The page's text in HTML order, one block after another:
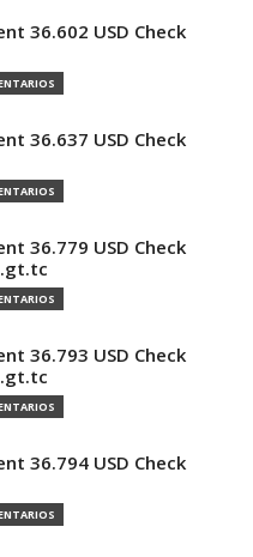
36.602 USD Check
36.637 USD Check
36.779 USD Check
36.793 USD Check
36.794 USD Check